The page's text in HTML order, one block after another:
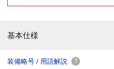
基本仕様
装備略号 / 用語解説 ?